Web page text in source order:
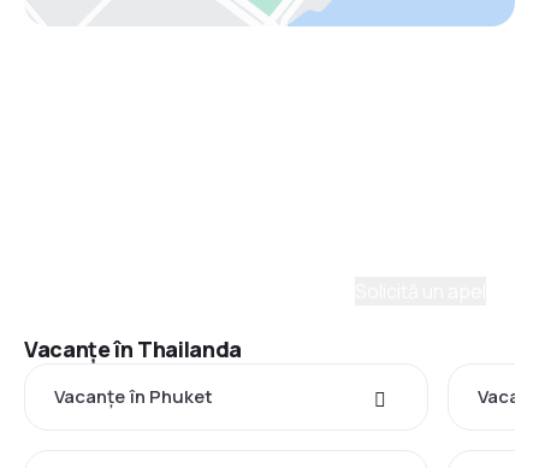
Vacanţe în Thailanda
Vacanţe în Phuket